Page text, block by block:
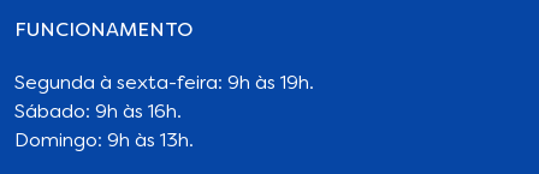
FUNCIONAMENTO
Segunda à sexta-feira: 9h às 19h.
Sábado: 9h às 16h.
Domingo: 9h às 13h.